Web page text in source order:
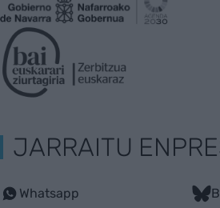
JARRAITU
Whatsapp